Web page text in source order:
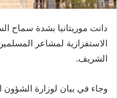
دانت موريتانيا بشدة سماح
الاستفزازية لمشاعر
الشريف.
وجاء في بيان لوزارة الشؤون